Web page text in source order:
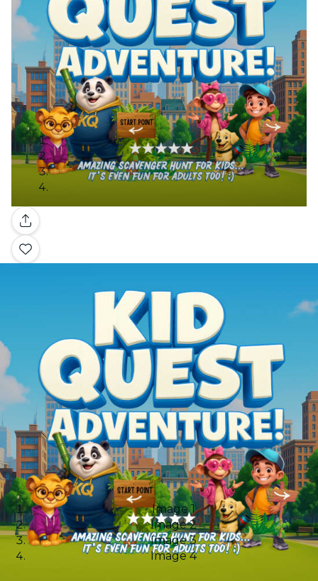
Galería
Image 1
Image 2
Image 3
Image 4